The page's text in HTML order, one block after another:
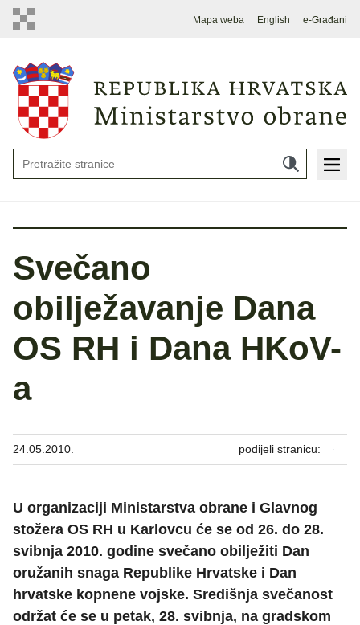
Mapa weba English e-Građani
Svečano
obilježavanje Dana
OS RH i Dana HKoV-
a
24.05.2010. podijeli stranicu:
U organizaciji Ministarstva obrane i Glavnog
stožera OS RH u Karlovcu će se od 26. do 28.
svibnja 2010. godine svečano obilježiti Dan
oružanih snaga Republike Hrvatske i Dan
hrvatske kopnene vojske. Središnja svečanost
održat će se u petak, 28. svibnja, na gradskom